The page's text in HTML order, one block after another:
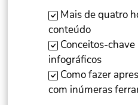
Mais de quatro
conteúdo
Conceitos-chave
infográficos
Como fazer
com inúmeras